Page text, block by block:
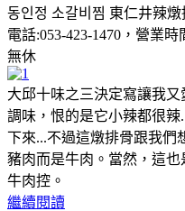
동인정 소갈비찜 東仁井辣燉
電話:053-423-1470，營業
無休
大邱十味之三決定寫讓我
調味，恨的是它小辣都很
下來...不過這燉排骨跟我們
豬肉而是牛肉。當然，這
牛肉控。
繼續閱讀